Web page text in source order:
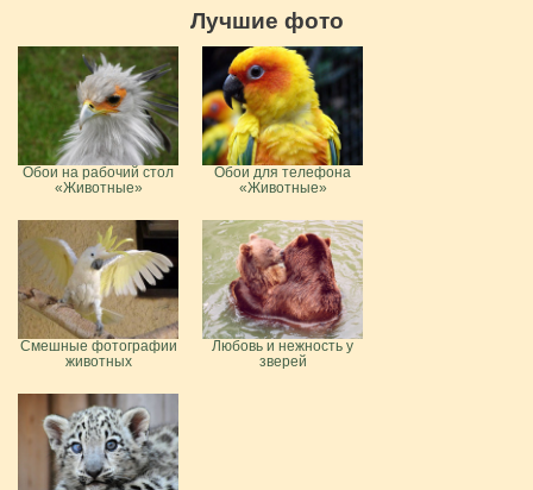
Лучшие фото
Обои на рабочий стол
«Животные»
Обои для телефона
«Животные»
Смешные фотографии
животных
Любовь и нежность у
зверей